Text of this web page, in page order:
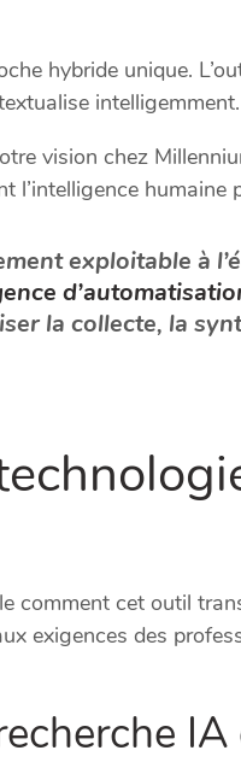
hybride unique.
intelligemment.
vision chez
l’intelligence humaine
exploitable à
la collecte, la
comment cet outil
exigences des